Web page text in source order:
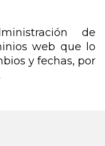
de
web que lo
y fechas, por